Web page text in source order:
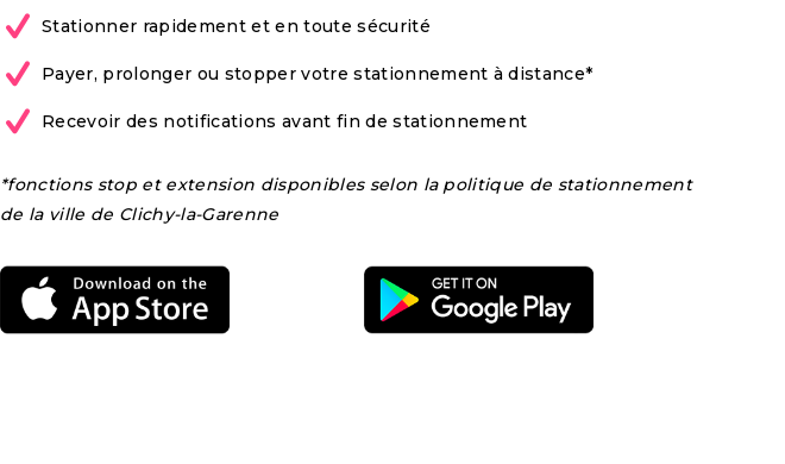
Stationner rapidement et en toute sécurité
Payer, prolonger ou stopper votre stationnement à distance*
Recevoir des notifications avant fin de stationnement
*fonctions stop et extension disponibles selon la politique de stationnement
de la ville de Clichy-la-Garenne